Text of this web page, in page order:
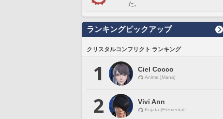
た。
ランキングピックアップ
クリスタルコンフリクト ランキング
1 Ciel Cocco
Anima [Mana]
2 Vivi Ann
Kujata [Elemental]